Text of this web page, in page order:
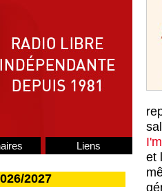
Liens
2027
et